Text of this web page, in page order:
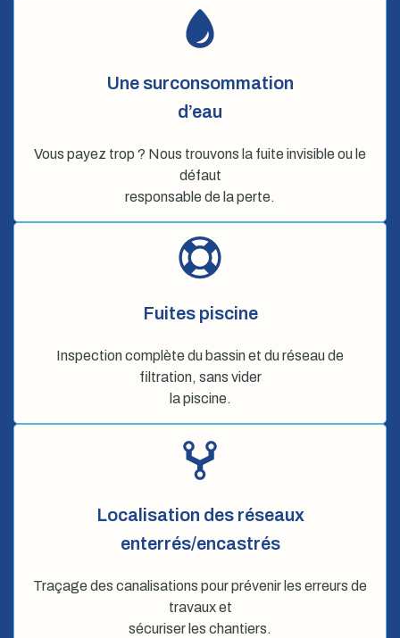
Une surconsommation
d’eau
Vous payez trop ? Nous trouvons la fuite invisible ou le
défaut
responsable de la perte.
Fuites piscine
Inspection complète du bassin et du réseau de
filtration, sans vider
la piscine.
Localisation des réseaux
enterrés/encastrés
Traçage des canalisations pour prévenir les erreurs de
travaux et
sécuriser les chantiers.